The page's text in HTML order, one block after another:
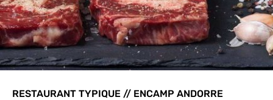
RESTAURANT TYPIQUE // ENCAMP ANDORRE